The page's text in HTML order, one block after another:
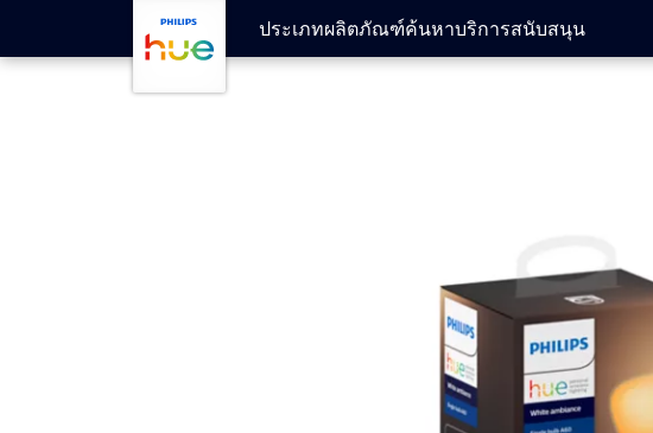
ข้ามไปยังเนื้อหาหลัก
ประเภทผลิตภัณฑ์ค้นหาบริการสนับสนุน